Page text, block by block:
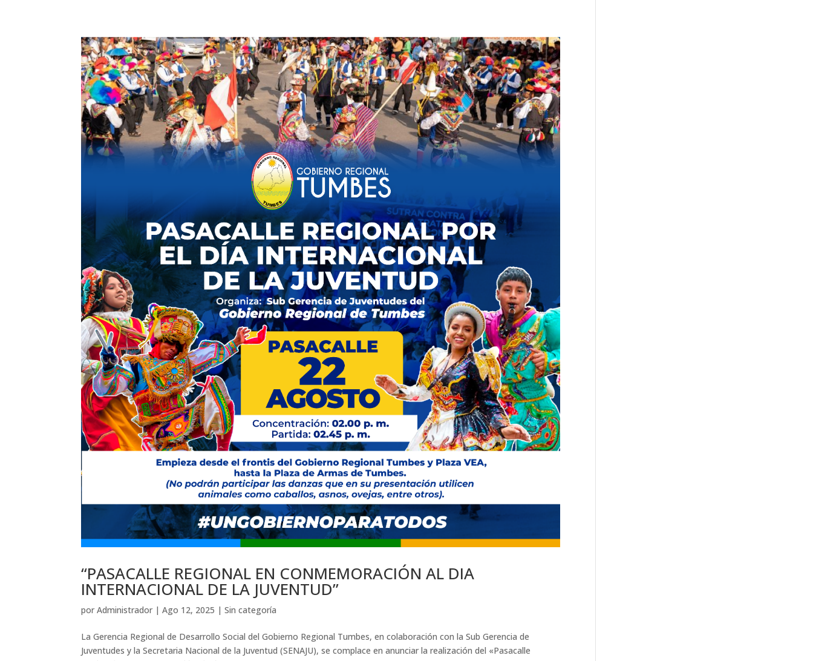
“PASACALLE REGIONAL EN CONMEMORACIÓN AL DIA
INTERNACIONAL DE LA JUVENTUD”
porAdministrador |Ago 12, 2025 |Sin categoría
La Gerencia Regional de Desarrollo Social del Gobierno Regional Tumbes, en colaboración con la Sub Gerencia de
Juventudes y la Secretaria Nacional de la Juventud (SENAJU), se complace en anunciar la realización del «Pasacalle